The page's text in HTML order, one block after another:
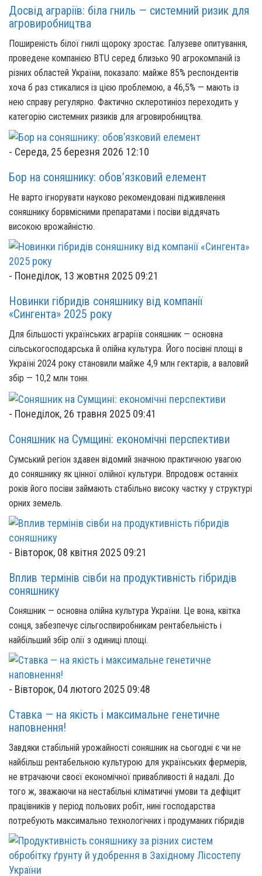
Досвід аграріїв: біла гниль — системний ризик для
агровиробництва
Поширеність білої гнилі щороку зростає. Галузеве опитування,
проведене компанією BTU серед близько 90 агрокомпаній із
різних областей України, показало: майже 85% респондентів
хоча б раз стикалися із цією проблемою, а 46,5% — мають із
нею справу регулярно. Фактично склеротиніоз переходить у
категорію системних ризиків для агровиробництва.
- Середа, 25 березня 2026 12:10
Бор на соняшнику: обов’язковий елемент
Не варто ігнорувати науково рекомендовані підживлення
соняшнику борвмісними препаратами і посіви віддячать
високою врожайністю.
- Понеділок, 13 жовтня 2025 09:21
Новинки гібридів соняшнику від компанії
«Сингента» 2025 року
Для більшості українських аграріїв соняшник — основна
сільськогосподарська й олійна культура. Його посівні площі в
Україні 2024 року становили майже 4,9 млн гектарів, а валовий
збір — 10,2 млн тонн.
- Понеділок, 26 травня 2025 09:41
Соняшник на Сумщині: економічні перспективи
Сумський регіон здавен відомий значною практичною увагою
до соняшнику як цінної олійної культури. Впродовж останніх
років його посіви займають стабільно високу частку у структурі
орних земель.
- Вівторок, 08 квітня 2025 09:21
Вплив термінів сівби на продуктивність гібридів
соняшнику
Соняшник — основна олійна культура України. Це вона, квітка
сонця, забезпечує сільгоспвиробникам рентабельність і
найбільший збір олії з одиниці площі.
- Вівторок, 04 лютого 2025 09:48
Ставка — на якість і максимальне генетичне
наповнення!
Завдяки стабільній урожайності соняшник на сьогодні є чи не
найбільш рентабельною культурою для українських фермерів,
не втрачаючи своєї економічної привабливості й надалі. До
того ж, зважаючи на нестабільні кліматичні умови та дефіцит
працівників у період польових робіт, нині господарства
потребують максимально технологічних і продуманих гібридів